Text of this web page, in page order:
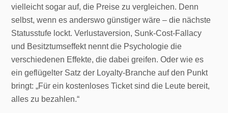
vielleicht sogar auf, die Preise zu vergleichen. Denn
selbst, wenn es anderswo günstiger wäre – die nächste
Statusstufe lockt. Verlustaversion, Sunk-Cost-Fallacy
und Besitztumseffekt nennt die Psychologie die
verschiedenen Effekte, die dabei greifen. Oder wie es
ein geflügelter Satz der Loyalty-Branche auf den Punkt
bringt: „Für ein kostenloses Ticket sind die Leute bereit,
alles zu bezahlen.“